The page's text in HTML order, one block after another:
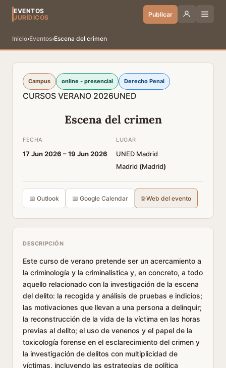
EVENTOS
JURÍDICOS
Publicar
Inicio›Eventos›Escena del crimen
Campus online - presencial Derecho Penal
CURSOS VERANO 2026UNED
Escena del crimen
FECHA
17 Jun 2026 –19 Jun 2026
LUGAR
UNED Madrid
Madrid (Madrid)
📅 Outlook 📅 Google Calendar 🌐 Web del evento
DESCRIPCIÓN
Este curso de verano pretende ser un acercamiento a
la criminología y la criminalística y, en concreto, a todo
aquello relacionado con la investigación de la escena
del delito: la recogida y análisis de pruebas e indicios;
las motivaciones que llevan a una persona a delinquir;
la reconstrucción de la vida de la víctima en las horas
previas al delito; el uso de venenos y el papel de la
toxicología forense en el esclarecimiento del crimen y
la investigación de delitos con multiplicidad de
víctimas, incluyendo las estrategias de política